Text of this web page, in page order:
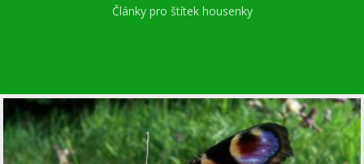
Články pro štítek housenky